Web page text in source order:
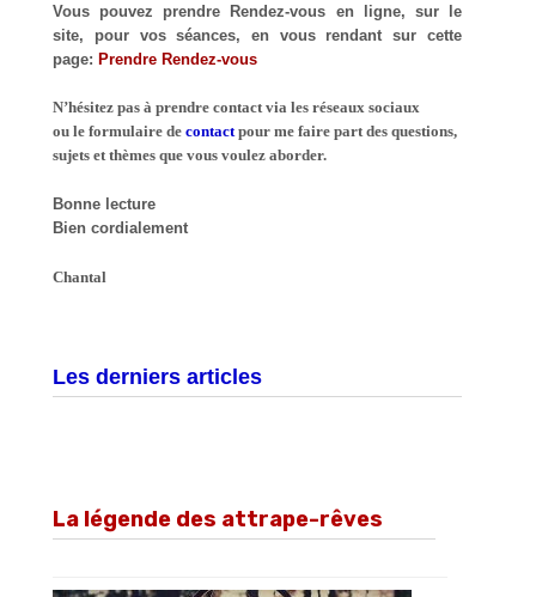
Vous pouvez prendre Rendez-vous en ligne, sur le
site, pour vos séances, en vous rendant sur cette
page:Prendre Rendez-vous
N’hésitez pas à prendre contact via les réseaux sociaux
ou le formulaire decontact pour me faire part des questions,
sujets et thèmes que vous voulez aborder.
Bonne lecture
Bien cordialement
Chantal
Les derniers articles
La légende des attrape-rêves